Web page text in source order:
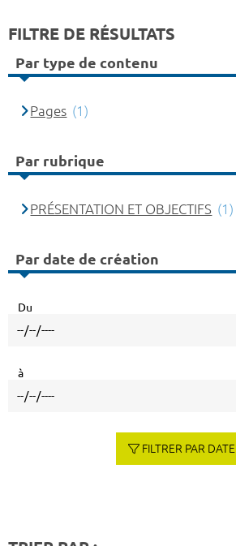
FILTRE DE RÉSULTATS
Par type de contenu
Pages (1)
Par rubrique
PRÉSENTATION ET OBJECTIFS (1)
Par date de création
Du
à
FILTRER PAR DATE